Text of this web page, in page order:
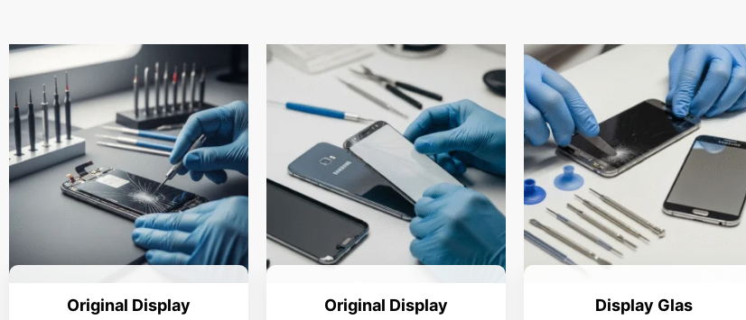
Original Display
Original Display
Display Glas